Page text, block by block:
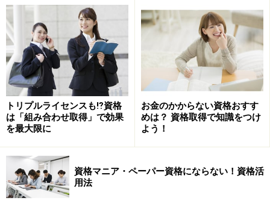
対する「プロジェクトマネジメント」とは、言ってみれ
ば業務遂行のための能力のこと。目標達成のための課題
分析、計画、人材活用、リスク管理などがこれに含まれ
ます。「プロジェクトマネジメント」は、特にIT業界で
よく聞かれる言葉ですが、もともとは「プロジェクトの
目的を効率的に達成するための体系だった活動」のこと
ですからIT業界に限らず、プロジェクト形式（ひとつの
テーマ、目的のためにチームを組んで達成する形）で仕
しょう。
このようにひとことで「マネジメントスキル」と言って
トリプルライセンスも⁉資格
は「組み合わせ取得」で効果
を最大限に
お金のかからない資格おすす
めは？ 資格取得で知識をつけ
よう！
資格マニア・ペーパー資格にならない！資格活
用法